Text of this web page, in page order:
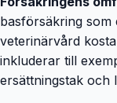
basförsäkring som
veterinärvård
inkluderar till
ersättningstak och